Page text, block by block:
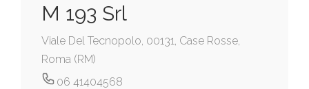
M 193 Srl
Viale Del Tecnopolo, 00131, Case Rosse,
Roma (RM)
06 41404568